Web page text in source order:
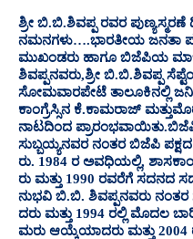
ಶ್ರೀ ಬಿ.ಬಿ.ಶಿವಪ್ಪ ರವರ
ನಮನಗಳು….ಭಾರತೀಯ ಜನತಾ
ಮುಖಂಡರು ಹಾಗೂ ಬಿಜೆಪಿಯ ಮಾಜಿ
ಶಿವಪ್ಪನವರು,ಶ್ರೀ ಬಿ.ಬಿ.ಶಿವಪ್ಪ
ಸೋಮವಾರಪೇಟೆ ತಾಲೂಕಿನಲ್ಲಿ
ಕಾಂಗ್ರೆಸ್ಸಿನ ಕೆ.ಕಾಮರಾಜ್
ನಾಟದಿಂದ
ಸುಬ್ಬಯ್ಯನವರ ನಂತರ ಬಿಜೆಪಿ
ರು. 1984 ರ ಅವಧಿಯಲ್ಲಿ,
ರು ಮತ್ತು 1990 ರವರೆಗೆ ಸದನದ
ನುಭವಿ ಬಿ.ಬಿ. ಶಿವಪ್ಪನವರು ನಂತರ
ದರು ಮತ್ತು 1994 ರಲ್ಲಿ ಮೊದಲ
ಮರು ಆಯ್ಕೆಯಾದರು ಮತ್ತು 2004